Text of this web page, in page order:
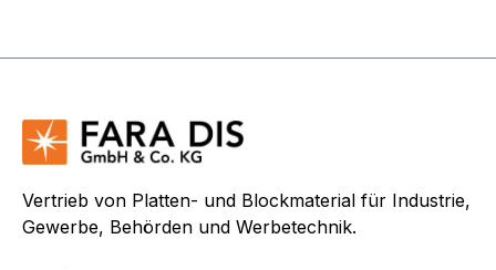
Vertrieb von Platten- und Blockmaterial für Industrie,
Gewerbe, Behörden und Werbetechnik.